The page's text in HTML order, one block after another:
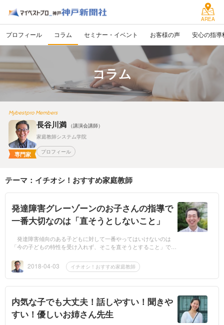
AREA
プロフィール コラム セミナー・イベント お客様の声 安心の指導
コラム
Mybestpro Members
専門家
長谷川満
（講演会講師）
家庭教師システム学院
プロフィール
テーマ：イチオシ！おすすめ家庭教師
発達障害グレーゾーンのお子さんの指導で
一番大切なのは「直そうとしないこと」
発達障害傾向のある子どもに対して一番やってはいけないのは
「今の子どもの特性を受け入れず、そこを直そうとすること」で
徴とし...2018-04-03 イチオシ！おすすめ家庭教師
内気な子でも大丈夫！話しやすい！聞きや
すい！優しいお姉さん先生